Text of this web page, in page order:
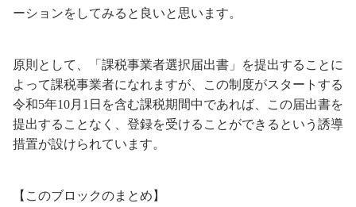
ーションをしてみると良いと思います。
原則として、「課税事業者選択届出書」を提出することに
よって課税事業者になれますが、この制度がスタートする
令和5年10月1日を含む課税期間中であれば、この届出書を
提出することなく、登録を受けることができるという誘導
措置が設けられています。
【このブロックのまとめ】